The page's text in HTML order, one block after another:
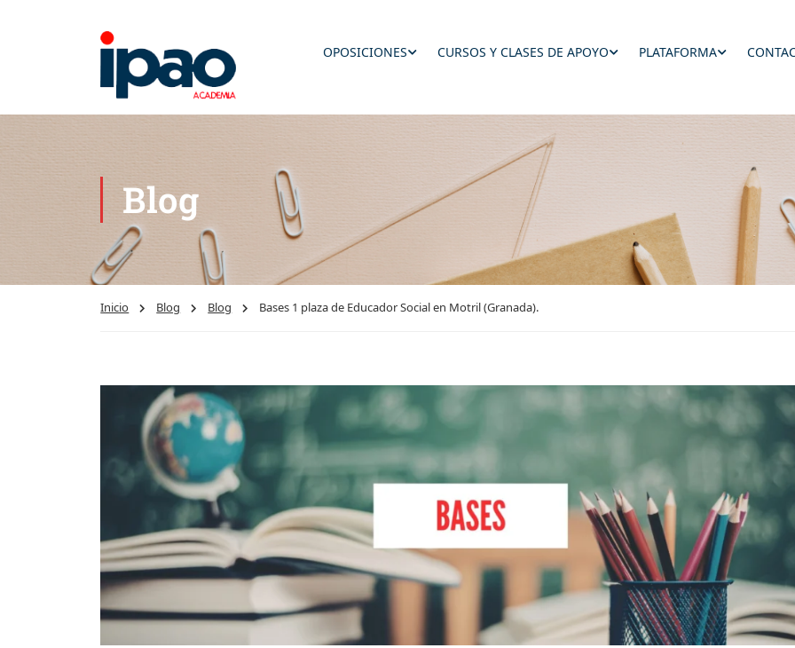
OPOSICIONES CURSOS Y CLASES DE APOYO PLATAFORMA
Blog
Inicio Blog Blog Bases 1 plaza de Educador Social en Motril (Granada).